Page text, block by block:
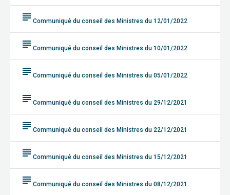
subject Communiqué du conseil des Ministres du 12/01/2022
subject Communiqué du conseil des Ministres du 10/01/2022
subject Communiqué du conseil des Ministres du 05/01/2022
subject Communiqué du conseil des Ministres du 29/12/2021
subject Communiqué du conseil des Ministres du 22/12/2021
subject Communiqué du conseil des Ministres du 15/12/2021
subject Communiqué du conseil des Ministres du 08/12/2021